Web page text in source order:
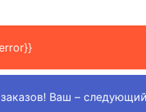
заказов! Ваш –